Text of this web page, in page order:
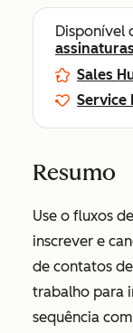
Disponível
assinaturas
Sales
Service
Resumo
Use o fluxos
inscrever e
de contatos
trabalho para
sequência